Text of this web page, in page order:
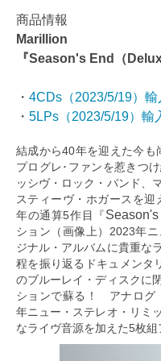
商品情報
Marillion
『Season's End（
・ 4CDs（2023/5/19）輸
・ 5LPs（2023/5/19）輸
結成から40年を迎えた今も
プログレ･ファンを惹きつ
ッシヴ・ロック・バンド、
スティーヴ・ホガースを
年の通算5作目『Season's
ション（画像上）2023年
ジナル・アルバムに貴重な
程を振り返るドキュメンタ
のブルーレイ・ディスクに
ションで蘇る！ アナログ
年ニュー・ステレオ・リミ
なライヴ音源を加えた5枚組